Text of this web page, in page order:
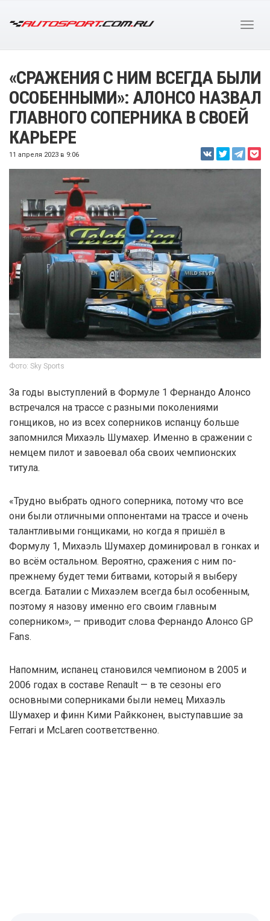
«СРАЖЕНИЯ С НИМ ВСЕГДА БЫЛИ
ОСОБЕННЫМИ»: АЛОНСО НАЗВАЛ
ГЛАВНОГО СОПЕРНИКА В СВОЕЙ
КАРЬЕРЕ
11 апреля 2023 в 9:06
Фото: Sky Sports
За годы выступлений в Формуле 1 Фернандо Алонсо
встречался на трассе с разными поколениями
гонщиков, но из всех соперников испанцу больше
запомнился Михаэль Шумахер. Именно в сражении с
немцем пилот и завоевал оба своих чемпионских
титула.
«Трудно выбрать одного соперника, потому что все
они были отличными оппонентами на трассе и очень
талантливыми гонщиками, но когда я пришёл в
Формулу 1, Михаэль Шумахер доминировал в гонках и
во всём остальном. Вероятно, сражения с ним по-
прежнему будет теми битвами, который я выберу
всегда. Баталии с Михаэлем всегда был особенным,
поэтому я назову именно его своим главным
соперником», — приводит слова Фернандо Алонсо GP
Fans.
Напомним, испанец становился чемпионом в 2005 и
2006 годах в составе Renault — в те сезоны его
основными соперниками были немец Михаэль
Шумахер и финн Кими Райкконен, выступавшие за
Ferrari и McLaren соответственно.